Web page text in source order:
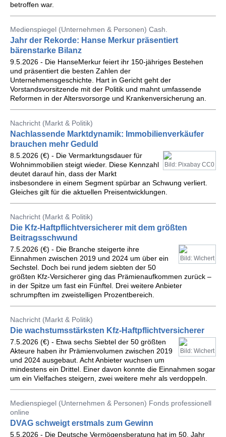
betroffen war.
Medienspiegel (Unternehmen & Personen) Cash.
Jahr der Rekorde: Hanse Merkur präsentiert
bärenstarke Bilanz
9.5.2026 - Die HanseMerkur feiert ihr 150-jähriges Bestehen
und präsentiert die besten Zahlen der
Unternehmensgeschichte. Hart in Gericht geht der
Vorstandsvorsitzende mit der Politik und mahnt umfassende
Reformen in der Altersvorsorge und Krankenversicherung an.
Nachricht (Markt & Politik)
Nachlassende Marktdynamik: Immobilienverkäufer
brauchen mehr Geduld
Bild: Pixabay CC0
8.5.2026 (€) - Die Vermarktungsdauer für
Wohnimmobilien steigt wieder. Diese Kennzahl
deutet darauf hin, dass der Markt
insbesondere in einem Segment spürbar an Schwung verliert.
Gleiches gilt für die aktuellen Preisentwicklungen.
Nachricht (Markt & Politik)
Die Kfz-Haftpflichtversicherer mit dem größten
Beitragsschwund
Bild: Wichert
7.5.2026 (€) - Die Branche steigerte ihre
Einnahmen zwischen 2019 und 2024 um über ein
Sechstel. Doch bei rund jedem siebten der 50
größten Kfz-Versicherer ging das Prämienaufkommen zurück –
in der Spitze um fast ein Fünftel. Drei weitere Anbieter
schrumpften im zweistelligen Prozentbereich.
Nachricht (Markt & Politik)
Die wachstumsstärksten Kfz-Haftpflichtversicherer
Bild: Wichert
7.5.2026 (€) - Etwa sechs Siebtel der 50 größten
Akteure haben ihr Prämienvolumen zwischen 2019
und 2024 ausgebaut. Acht Anbieter wuchsen um
mindestens ein Drittel. Einer davon konnte die Einnahmen sogar
um ein Vielfaches steigern, zwei weitere mehr als verdoppeln.
Medienspiegel (Unternehmen & Personen) Fonds professionell
online
DVAG schweigt erstmals zum Gewinn
5.5.2026 - Die Deutsche Vermögensberatung hat im 50. Jahr